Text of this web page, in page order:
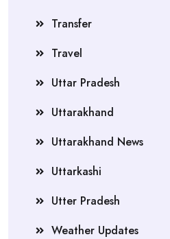
Transfer
Travel
Uttar Pradesh
Uttarakhand
Uttarakhand News
Uttarkashi
Utter Pradesh
Weather Updates